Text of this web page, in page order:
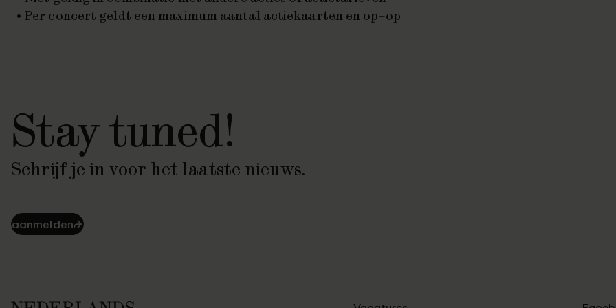
Per concert geldt een maximum aantal actiekaarten en op=op
Stay tuned!
Schrijf je in voor het laatste nieuws.
aanmelden⮫